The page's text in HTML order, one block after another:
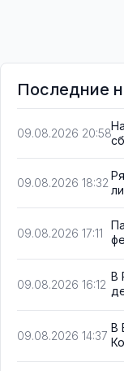
Последние
09.08.2026 20:58
09.08.2026 18:32
09.08.2026 17:11
09.08.2026 16:12
В
09.08.2026 14:37
В